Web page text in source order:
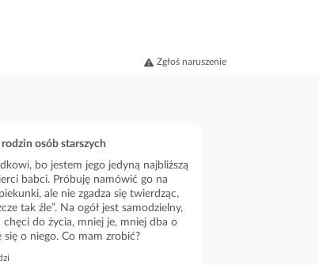
Zgłoś naruszenie
osób starszych
bo jestem jego jedyną najbliższą
babci. Próbuję namówić go na
ale nie zgadza się twierdząc,
tak źle”. Na ogół jest samodzielny,
chęci do życia, mniej je, mniej dba o
się o niego. Co mam zrobić?